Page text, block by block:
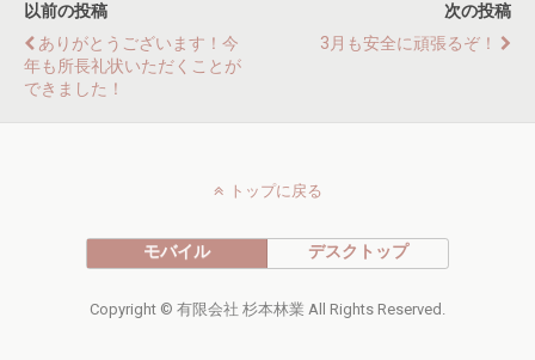
以前の投稿
ありがとうございます！今
年も所長礼状いただくことが
できました！
次の投稿
3月も安全に頑張るぞ！
トップに戻る
モバイル デスクトップ
Copyright © 有限会社 杉本林業 All Rights Reserved.